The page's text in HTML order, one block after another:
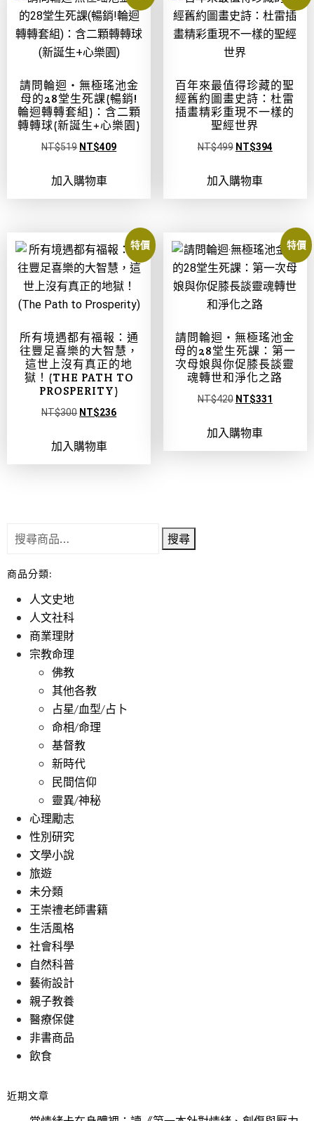
請問輪迴‧無極瑤池金
母的28堂生死課(暢銷!
輪迴轉轉套組)：含二顆
轉轉球(新誕生+心樂園)
NT$519 NT$409
加入購物車
百年來最值得珍藏的聖
經舊約圖畫史詩：杜雷
插畫精彩重現不一樣的
聖經世界
NT$499 NT$394
加入購物車
特價
所有境遇都有福報：通
往豐足喜樂的大智慧，
這世上沒有真正的地
獄！(THE PATH TO
PROSPERITY)
NT$300 NT$236
加入購物車
特價
請問輪迴‧無極瑤池金
母的28堂生死課：第一
次母娘與你促膝長談靈
魂轉世和淨化之路
NT$420 NT$331
加入購物車
搜尋
商品分類:
人文史地
人文社科
商業理財
宗教命理
佛教
其他各教
占星/血型/占卜
命相/命理
基督教
新時代
民間信仰
靈異/神秘
心理勵志
性別研究
文學小說
旅遊
未分類
王崇禮老師書籍
生活風格
社會科學
自然科普
藝術設計
親子教養
醫療保健
非書商品
飲食
近期文章